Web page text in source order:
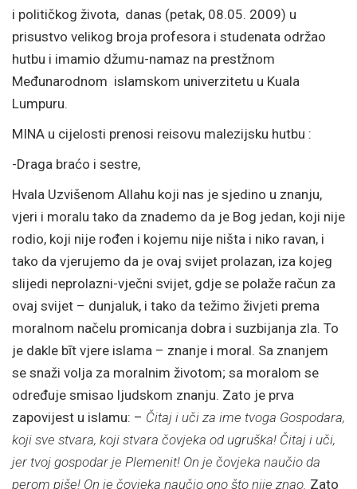
i političkog života, danas (petak, 08.05. 2009) u
prisustvo velikog broja profesora i studenata održao
hutbu i imamio džumu-namaz na prestžnom
Međunarodnom islamskom univerzitetu u Kuala
Lumpuru.
MINA u cijelosti prenosi reisovu malezijsku hutbu :
-Draga braćo i sestre,
Hvala Uzvišenom Allahu koji nas je sjedino u znanju,
vjeri i moralu tako da znademo da je Bog jedan, koji nije
rodio, koji nije rođen i kojemu nije ništa i niko ravan, i
tako da vjerujemo da je ovaj svijet prolazan, iza kojeg
slijedi neprolazni-vječni svijet, gdje se polaže račun za
ovaj svijet – dunjaluk, i tako da težimo živjeti prema
moralnom načelu promicanja dobra i suzbijanja zla. To
je dakle bīt vjere islama – znanje i moral. Sa znanjem
se snaži volja za moralnim životom; sa moralom se
određuje smisao ljudskom znanju. Zato je prva
zapovijest u islamu: – Čitaj i uči za ime tvoga Gospodara,
koji sve stvara, koji stvara čovjeka od ugruška! Čitaj i uči,
jer tvoj gospodar je Plemenit! On je čovjeka naučio da
perom piše! On je čovjeka naučio ono što nije znao. Zato